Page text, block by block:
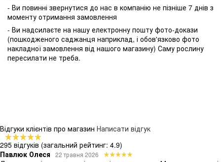
- Ви повинні звернутися до нас в компанію не пізніше 7 днів з
моменту отримання замовлення
- Ви надсилаєте на нашу електронну пошту фото-докази
(пошкодженого саджанця наприклад, і обов'язково фото
накладної замовлення від нашого магазину) Саму рослину
пересилати не треба.
Відгуки клієнтів про магазин Написати відгук
295 відгуків (загальний рейтинг: 4.9)
Павлюк Олеся
22 травня 2026